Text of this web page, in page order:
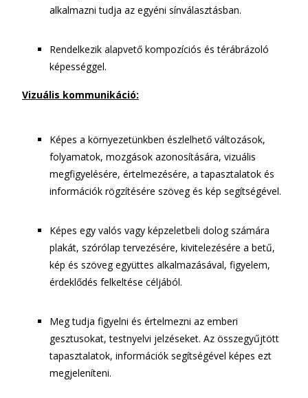
alkalmazni tudja az egyéni sínválasztásban.
Rendelkezik alapvető kompozíciós és térábrázoló
képességgel.
Vizuális kommunikáció:
Képes a környezetünkben észlelhető változások,
folyamatok, mozgások azonosítására, vizuális
megfigyelésére, értelmezésére, a tapasztalatok és
információk rögzítésére szöveg és kép segítségével.
Képes egy valós vagy képzeletbeli dolog számára
plakát, szórólap tervezésére, kivitelezésére a betű,
kép és szöveg együttes alkalmazásával, figyelem,
érdeklődés felkeltése céljából.
Meg tudja figyelni és értelmezni az emberi
gesztusokat, testnyelvi jelzéseket. Az összegyűjtött
tapasztalatok, információk segítségével képes ezt
megjeleníteni.